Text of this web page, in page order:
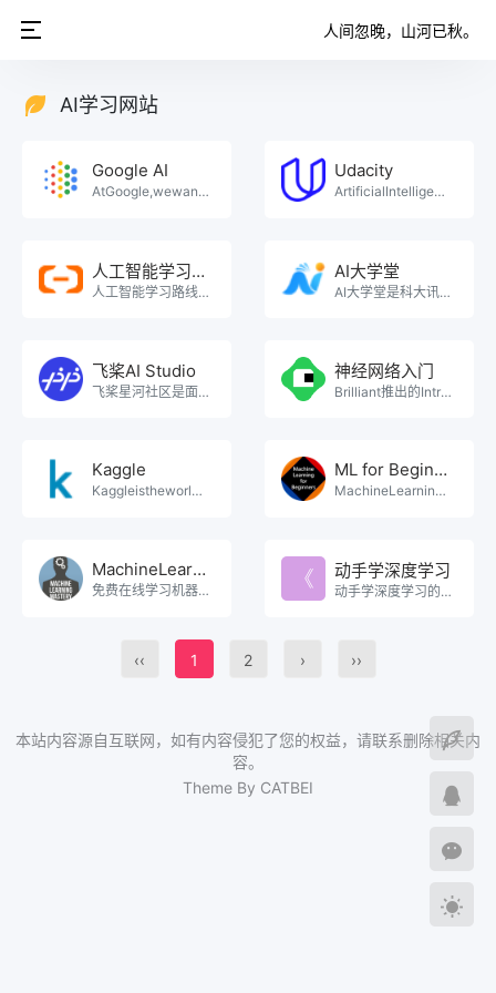
人间忽晚，山河已秋。
AI学习网站
Google AI
AtGoogle,wewanttomakeAIhelpfulforeveryone。
Udacity
ArtificialIntelligence(AI)isoneofthefastest。
人工智能学习路线
人工智能学习路线，算法原理、框架精讲、机器学习实战、图像识别实战、自然语言处理实战，人工智能技术一站。
AI大学堂
AI大学堂是科大讯飞打造的AI在线学习平台，为各行业各领域的技术人才提供人工智能培训,人工智能学习,。
飞桨AI Studio
飞桨星河社区是面向AI学习者的人工智能学习与实训社区。飞桨星河社区集成了丰富的免费AI课程，大模型社。
神经网络入门
Brilliant推出的IntroductiontoNeuralNetworks课程。
Kaggle
Kaggleistheworld&#x2019;slargestdatascie。
ML for Beginners
MachineLearningforBeginners是由Microsoft的Azure。
MachineLearningMastery
免费在线学习机器学习，从基础到高级。
动手学深度学习
动手学深度学习的教材和课程。
‹‹ 1 2 › ››
本站内容源自互联网，如有内容侵犯了您的权益，请联系删除相关内
容。
Theme By CATBEI